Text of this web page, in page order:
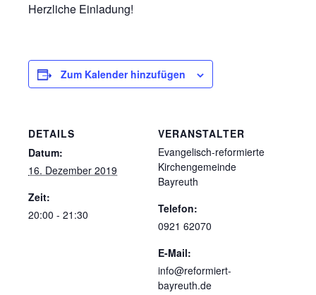
Herzliche Einladung!
Zum Kalender hinzufügen
DETAILS
Datum:
16. Dezember 2019
Zeit:
20:00 - 21:30
VERANSTALTER
Evangelisch-reformierte
Kirchengemeinde
Bayreuth
Telefon:
0921 62070
E-Mail:
info@reformiert-
bayreuth.de